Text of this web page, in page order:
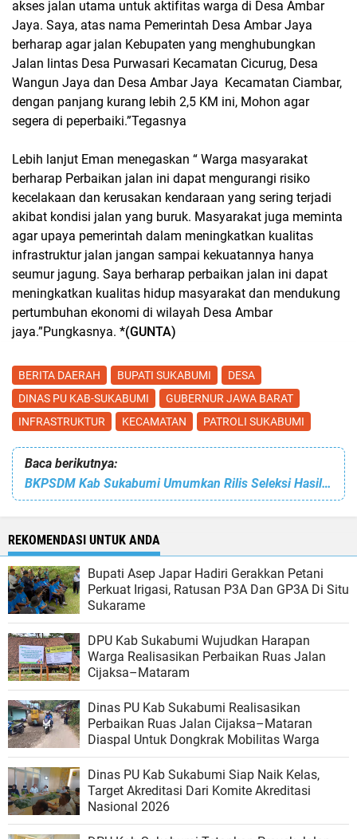
akses jalan utama untuk aktifitas warga di Desa Ambar
Jaya. Saya, atas nama Pemerintah Desa Ambar Jaya
berharap agar jalan Kebupaten yang menghubungkan
Jalan lintas Desa Purwasari Kecamatan Cicurug, Desa
Wangun Jaya dan Desa Ambar Jaya Kecamatan Ciambar,
dengan panjang kurang lebih 2,5 KM ini, Mohon agar
segera di peperbaiki.”Tegasnya
Lebih lanjut Eman menegaskan “ Warga masyarakat
berharap Perbaikan jalan ini dapat mengurangi risiko
kecelakaan dan kerusakan kendaraan yang sering terjadi
akibat kondisi jalan yang buruk. Masyarakat juga meminta
agar upaya pemerintah dalam meningkatkan kualitas
infrastruktur jalan jangan sampai kekuatannya hanya
seumur jagung. Saya berharap perbaikan jalan ini dapat
meningkatkan kualitas hidup masyarakat dan mendukung
pertumbuhan ekonomi di wilayah Desa Ambar
jaya.”Pungkasnya. *(GUNTA)
BERITA DAERAH BUPATI SUKABUMI
DESA
DINAS PU KAB-SUKABUMI
GUBERNUR JAWA BARAT
INFRASTRUKTUR
KECAMATAN PATROLI SUKABUMI
Baca berikutnya:
BKPSDM Kab Sukabumi Umumkan Rilis Seleksi Hasil Administrasi dan Rekam Jejak Seleksi JPT Pratama
REKOMENDASI UNTUK ANDA
Bupati Asep Japar Hadiri Gerakkan Petani
Perkuat Irigasi, Ratusan P3A Dan GP3A Di Situ
Sukarame
DPU Kab Sukabumi Wujudkan Harapan
Warga Realisasikan Perbaikan Ruas Jalan
Cijaksa–Mataram
Dinas PU Kab Sukabumi Realisasikan
Perbaikan Ruas Jalan Cijaksa–Mataran
Diaspal Untuk Dongkrak Mobilitas Warga
Dinas PU Kab Sukabumi Siap Naik Kelas,
Target Akreditasi Dari Komite Akreditasi
Nasional 2026